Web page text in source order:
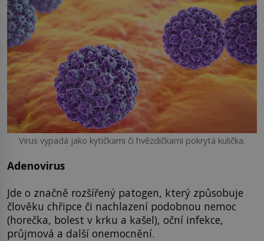
Virus vypadá jako kytičkami či hvězdičkami pokrytá kulička.
Adenovirus
Jde o značně rozšířený patogen, který způsobuje
člověku chřipce či nachlazení podobnou nemoc
(horečka, bolest v krku a kašel), oční infekce,
průjmová a další onemocnění.